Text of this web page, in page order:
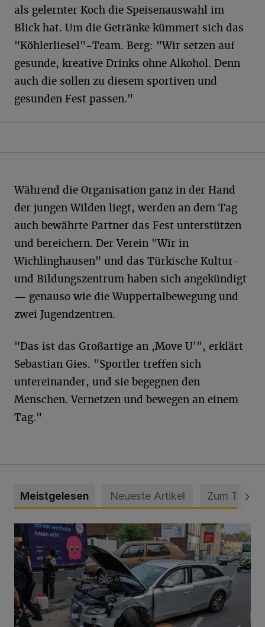
als gelernter Koch die Speisenauswahl im
Blick hat. Um die Getränke kümmert sich das
"Köhlerliesel"-Team. Berg: "Wir setzen auf
gesunde, kreative Drinks ohne Alkohol. Denn
auch die sollen zu diesem sportiven und
gesunden Fest passen."
Während die Organisation ganz in der Hand
der jungen Wilden liegt, werden an dem Tag
auch bewährte Partner das Fest unterstützen
und bereichern. Der Verein "Wir in
Wichlinghausen" und das Türkische Kultur-
und Bildungszentrum haben sich angekündigt
— genauso wie die Wuppertalbewegung und
zwei Jugendzentren.
"Das ist das Großartige an ,Move U'", erklärt
Sebastian Gies. "Sportler treffen sich
untereinander, und sie begegnen den
Menschen. Vernetzen und bewegen an einem
Tag."
Meistgelesen Neueste Artikel Zum Thema
Schwerer Unfall mit 2,48 Promille